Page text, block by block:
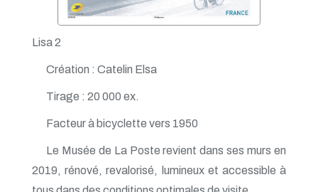
Lisa 2
Création : Catelin Elsa
Tirage : 20 000 ex.
Facteur à bicyclette vers 1950
Le Musée de La Poste revient dans ses murs en
2019, rénové, revalorisé, lumineux et accessible à